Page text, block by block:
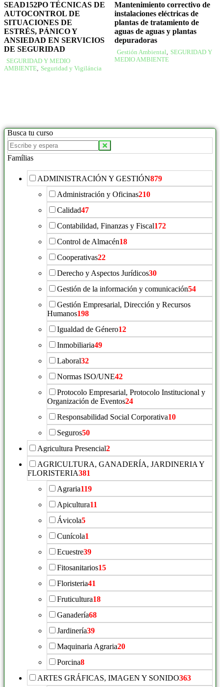
SEAD152PO TÉCNICAS DE
AUTOCONTROL DE
SITUACIONES DE
ESTRÉS, PÁNICO Y
ANSIEDAD EN SERVICIOS
DE SEGURIDAD
SEGURIDAD Y MEDIO
AMBIENTE, Seguridad y Vigiláncia
Mantenimiento correctivo de
instalaciones eléctricas de
plantas de tratamiento de
aguas de aguas y plantas
depuradoras
Gestión Ambiental, SEGURIDAD Y
MEDIO AMBIENTE
Busca tu curso
Famílias
ADMINISTRACIÓN Y GESTIÓN879
Administración y Oficinas210
Calidad47
Contabilidad, Finanzas y Fiscal172
Control de Almacén18
Cooperativas22
Derecho y Aspectos Jurídicos30
Gestión de la información y comunicación54
Gestión Empresarial, Dirección y Recursos
Humanos198
Igualdad de Género12
Inmobiliaria49
Laboral32
Normas ISO/UNE42
Protocolo Empresarial, Protocolo Institucional y
Organización de Eventos24
Responsabilidad Social Corporativa10
Seguros50
Agricultura Presencial2
AGRICULTURA, GANADERÍA, JARDINERIA Y
FLORISTERIA381
Agraria119
Apicultura11
Ávicola5
Cunícola1
Ecuestre39
Fitosanitarios15
Floristeria41
Fruticultura18
Ganadería68
Jardinería39
Maquinaria Agraria20
Porcina8
ARTES GRÁFICAS, IMAGEN Y SONIDO363